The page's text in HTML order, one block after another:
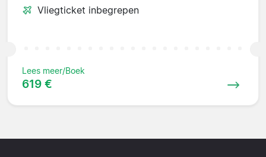
Vliegticket inbegrepen
Lees meer/Boek
619 €